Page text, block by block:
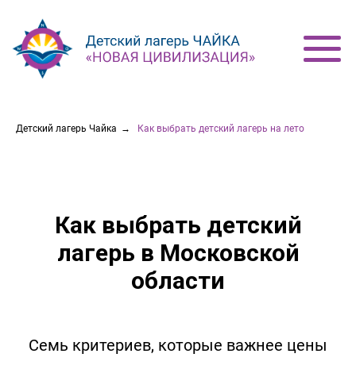
Детский лагерь Чайка → Как выбрать детский лагерь на лето
Как выбрать детский
лагерь в Московской
области
Семь критериев, которые важнее цены